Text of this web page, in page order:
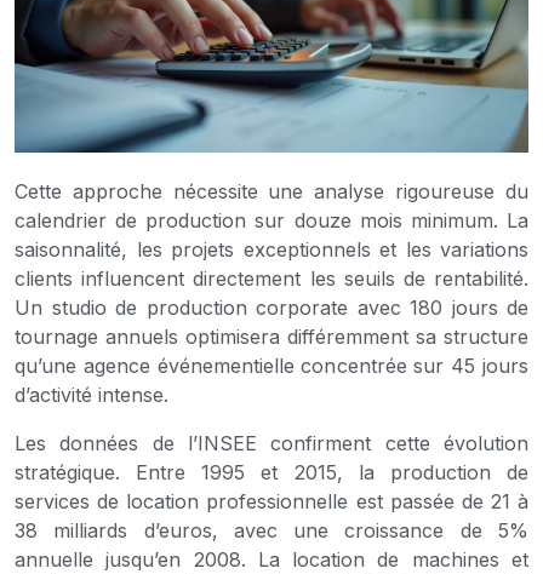
Cette approche nécessite une analyse rigoureuse du
calendrier de production sur douze mois minimum. La
saisonnalité, les projets exceptionnels et les variations
clients influencent directement les seuils de rentabilité.
Un studio de production corporate avec 180 jours de
tournage annuels optimisera différemment sa structure
qu’une agence événementielle concentrée sur 45 jours
d’activité intense.
Les données de l’INSEE confirment cette évolution
stratégique. Entre 1995 et 2015, la production de
services de location professionnelle est passée de 21 à
38 milliards d’euros, avec une croissance de 5%
annuelle jusqu’en 2008. La location de machines et